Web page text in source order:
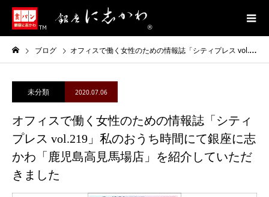
ブログ オフィスで働く女性のための情報誌「シティプレス vol.219」私のおうち時間にて銀座に志かわ「鹿児島高見馬場店」を紹介していただきました
未分類 2020.07.06
オフィスで働く女性のための情報誌「シティ
プレス vol.219」私のおうち時間にて銀座に志
かわ「鹿児島高見馬場店」を紹介していただ
きました